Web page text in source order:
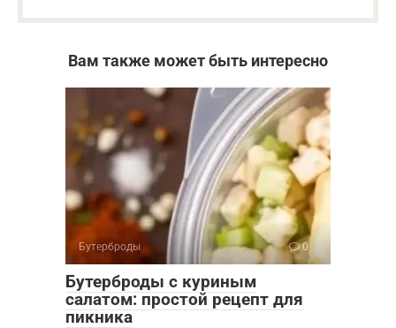
Вам также может быть интересно
Бутерброды 0
Бутерброды с куриным
салатом: простой рецепт для
пикника